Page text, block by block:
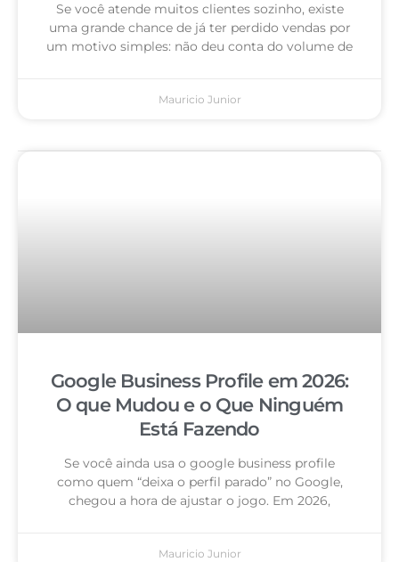
Se você atende muitos clientes sozinho, existe
uma grande chance de já ter perdido vendas por
um motivo simples: não deu conta do volume de
Mauricio Junior
Google Business Profile em 2026:
O que Mudou e o Que Ninguém
Está Fazendo
Se você ainda usa o google business profile
como quem “deixa o perfil parado” no Google,
chegou a hora de ajustar o jogo. Em 2026,
Mauricio Junior